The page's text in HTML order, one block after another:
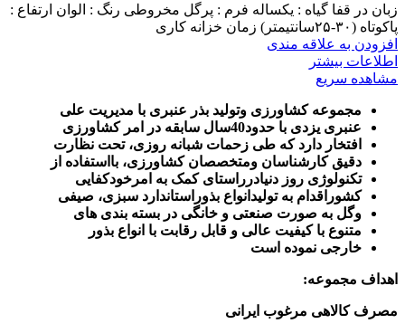
زبان در قفا گیاه : یکساله فرم : پرگل مخروطی رنگ : الوان ارتفاع :
پاکوتاه (۳۰-۲۵سانتیمتر) زمان خزانه کاری
افزودن به علاقه مندی
اطلاعات بیشتر
مشاهده سریع
مجموعه کشاورزی وتولید بذر عنبری با مدیریت علی
عنبری یزدی با حدود40سال سابقه در امر کشاورزی
افتخار دارد که طی زحمات شبانه روزی، تحت نظارت
دقیق کارشناسان ومتخصصان کشاورزی، بااستفاده از
تکنولوژی روز دنیادرراستای کمک به امرخودکفایی
کشوراقدام به تولیدانواع بذوراستاندارد سبزی، صیفی
وگل به صورت صنعتی و خانگی در بسته بندی های
متنوع با کیفیت عالی و قابل رقابت با انواع بذور
خارجی نموده است
اهداف مجموعه:
مصرف کالاهی مرغوب ایرانی